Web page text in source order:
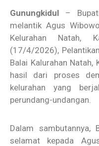
Gunungkidul –
melantik Agus
Kelurahan Natah,
(17/4/2026),
Balai Kalurahan Natah,
hasil dari proses
kelurahan yang
perundang-undangan.
Dalam sambutannya,
selamat kepada